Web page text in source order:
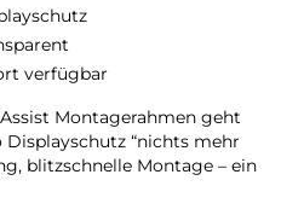
verfügbar
Montagerahmen geht
“nichts mehr
blitzschnelle Montage – ein